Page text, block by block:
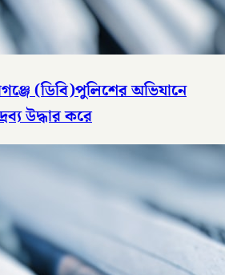
(ডিবি)পুলিশের অভিযানে
উদ্ধার করে